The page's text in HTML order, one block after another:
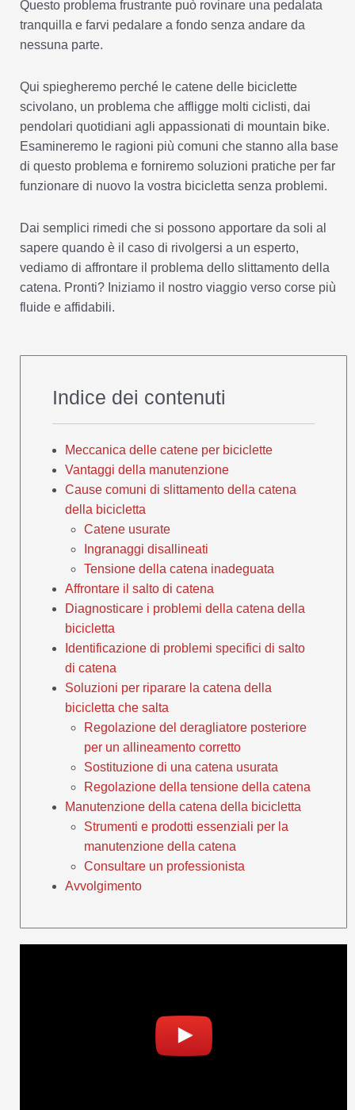
Questo problema frustrante può rovinare una pedalata
tranquilla e farvi pedalare a fondo senza andare da
nessuna parte.
Qui spiegheremo perché le catene delle biciclette
scivolano, un problema che affligge molti ciclisti, dai
pendolari quotidiani agli appassionati di mountain bike.
Esamineremo le ragioni più comuni che stanno alla base
di questo problema e forniremo soluzioni pratiche per far
funzionare di nuovo la vostra bicicletta senza problemi.
Dai semplici rimedi che si possono apportare da soli al
sapere quando è il caso di rivolgersi a un esperto,
vediamo di affrontare il problema dello slittamento della
catena. Pronti? Iniziamo il nostro viaggio verso corse più
fluide e affidabili.
Indice dei contenuti
Meccanica delle catene per biciclette
Vantaggi della manutenzione
Cause comuni di slittamento della catena
della bicicletta
Catene usurate
Ingranaggi disallineati
Tensione della catena inadeguata
Affrontare il salto di catena
Diagnosticare i problemi della catena della
bicicletta
Identificazione di problemi specifici di salto
di catena
Soluzioni per riparare la catena della
bicicletta che salta
Regolazione del deragliatore posteriore
per un allineamento corretto
Sostituzione di una catena usurata
Regolazione della tensione della catena
Manutenzione della catena della bicicletta
Strumenti e prodotti essenziali per la
manutenzione della catena
Consultare un professionista
Avvolgimento